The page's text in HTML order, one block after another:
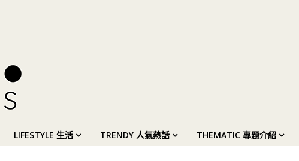
LIFESTYLE 生活 TRENDY 人氣熱話 THEMATIC 專題介紹